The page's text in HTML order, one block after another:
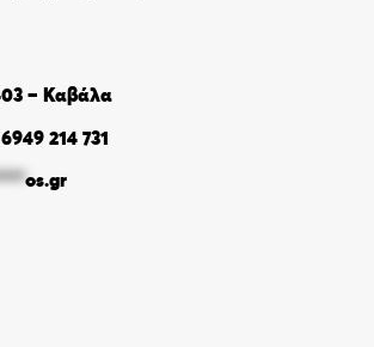
– Καβάλα
6949 214 731
os.gr